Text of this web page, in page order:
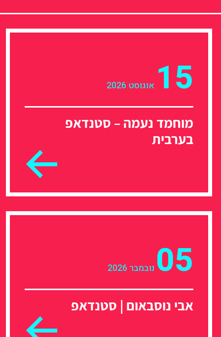
15 אוגוסט 2026
מוחמד נעמה – סטנדאפ
בערבית
05 נובמבר 2026
אבי נוסבאום | סטנדאפ